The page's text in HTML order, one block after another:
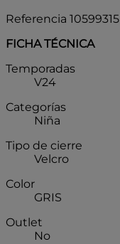
Referencia 10599315
FICHA TÉCNICA
Temporadas
V24
Categorías
Niña
Tipo de cierre
Velcro
Color
GRIS
Outlet
No